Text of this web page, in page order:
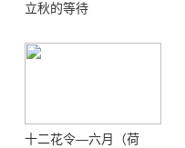
立秋的等待
十二花令—六月（荷